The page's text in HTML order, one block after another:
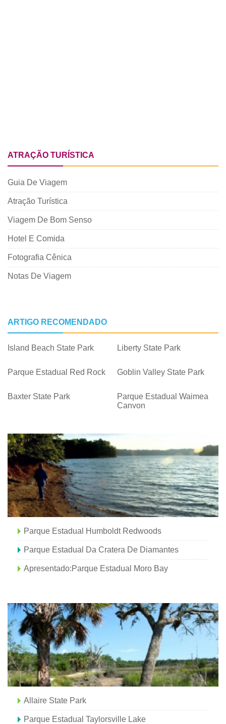
ATRAÇÃO TURÍSTICA
Guia De Viagem
Atração Turística
Viagem De Bom Senso
Hotel E Comida
Fotografia Cênica
Notas De Viagem
ARTIGO RECOMENDADO
Island Beach State Park Liberty State Park
Parque Estadual Red Rock Goblin Valley State Park
Baxter State Park
Parque Estadual Waimea
Canyon
Parque Estadual Humboldt Redwoods
Parque Estadual Da Cratera De Diamantes
Apresentado:Parque Estadual Moro Bay
Allaire State Park
Parque Estadual Taylorsville Lake